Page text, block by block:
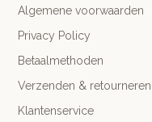
Algemene voorwaarden
Privacy Policy
Betaalmethoden
Verzenden & retourneren
Klantenservice